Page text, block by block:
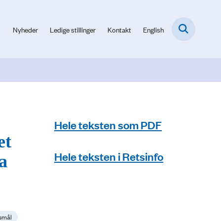
Nyheder Ledige stillinger Kontakt English
Hele teksten som PDF
Hele teksten i Retsinfo